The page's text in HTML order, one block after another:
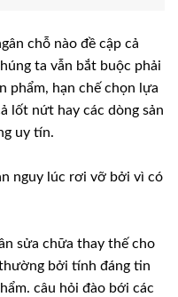
chỗ nào đề cập cả
ta vẫn bắt buộc phải
phẩm, hạn chế chọn lựa
lốt nứt hay các dòng sản
uy tín.
nguy lúc rơi vỡ bởi vì có
sửa chữa thay thế cho
bởi tính đáng tin
câu hỏi đào bới các